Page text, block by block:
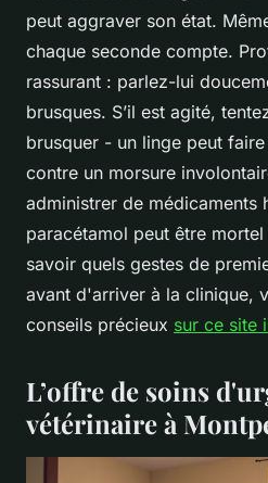
peut aggraver son état.
chaque seconde compte.
rassurant : parlez-lui
brusques. S’il est agité,
brusquer - un linge peut
contre un morsure
administrer de médicaments
paracétamol peut être
savoir quels gestes de
avant d'arriver à la clinique,
conseils précieux sur ce site
L’offre de soins
vétérinaire à